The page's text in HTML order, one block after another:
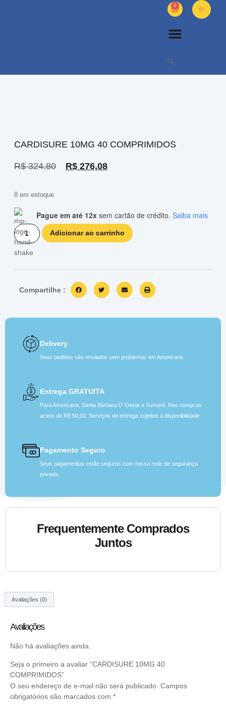
0
CARDISURE 10MG 40 COMPRIMIDOS
R$324,80 R$ 276,08
8 em estoque
Pague em até 12x sem cartão de crédito. Saiba mais
Adicionar ao carrinho
Compartilhe :
Delivery
Seus pedidos são enviados sem problemas em Americana
Entrega GRATUITA
Para Americana, Santa Bárbara D´Oeste e Sumaré. Nas compras
acima de R$ 50,00. Serviços de entrega sujeitos à disponibilidade
Pagamento Seguro
Seus pagamentos estão seguros com nossa rede de segurança
privada.
Frequentemente Comprados
Juntos
Avaliações (0)
Avaliações
Não há avaliações ainda.
Seja o primeiro a avaliar “CARDISURE 10MG 40
COMPRIMIDOS”
O seu endereço de e-mail não será publicado. Campos
obrigatórios são marcados com *